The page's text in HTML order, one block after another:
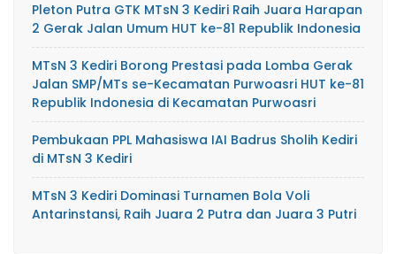
Pleton Putra GTK MTsN 3 Kediri Raih Juara Harapan
2 Gerak Jalan Umum HUT ke-81 Republik Indonesia
MTsN 3 Kediri Borong Prestasi pada Lomba Gerak
Jalan SMP/MTs se-Kecamatan Purwoasri HUT ke-81
Republik Indonesia di Kecamatan Purwoasri
Pembukaan PPL Mahasiswa IAI Badrus Sholih Kediri
di MTsN 3 Kediri
MTsN 3 Kediri Dominasi Turnamen Bola Voli
Antarinstansi, Raih Juara 2 Putra dan Juara 3 Putri